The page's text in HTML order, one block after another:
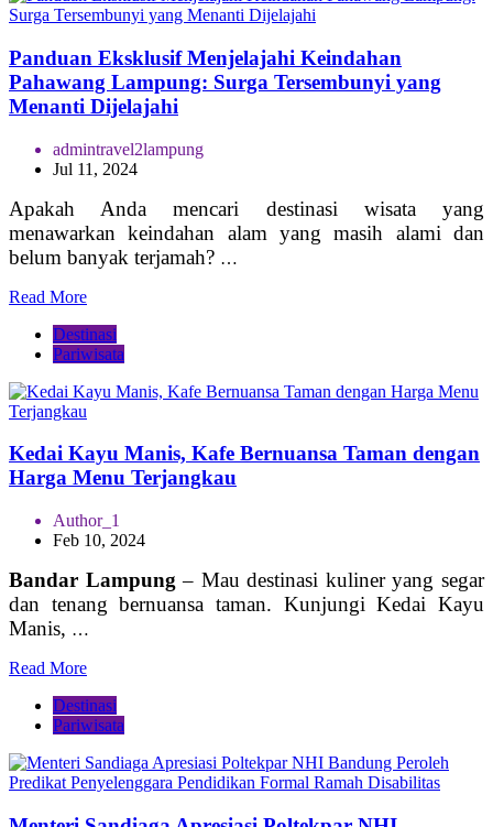
Panduan Eksklusif Menjelajahi Keindahan
Pahawang Lampung: Surga Tersembunyi yang
Menanti Dijelajahi
admintravel2lampung
Jul 11, 2024
Apakah Anda mencari destinasi wisata yang
menawarkan keindahan alam yang masih alami dan
belum banyak terjamah? …
Read More
Destinasi
Pariwisata
Kedai Kayu Manis, Kafe Bernuansa Taman dengan
Harga Menu Terjangkau
Author_1
Feb 10, 2024
Bandar Lampung – Mau destinasi kuliner yang segar
dan tenang bernuansa taman. Kunjungi Kedai Kayu
Manis, …
Read More
Destinasi
Pariwisata